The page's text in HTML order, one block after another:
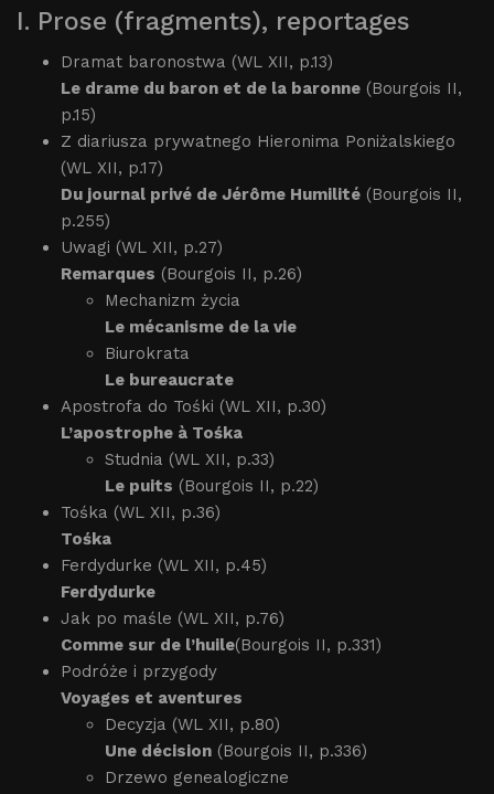
I. Prose (fragments), reportages
Dramat baronostwa (WL XII, p.13)
Le drame du baron et de la baronne (Bourgois II,
p.15)
Z diariusza prywatnego Hieronima Poniżalskiego
(WL XII, p.17)
Du journal privé de Jérôme Humilité (Bourgois II,
p.255)
Uwagi (WL XII, p.27)
Remarques (Bourgois II, p.26)
Mechanizm życia
Le mécanisme de la vie
Biurokrata
Le bureaucrate
Apostrofa do Tośki (WL XII, p.30)
L’apostrophe à Tośka
Studnia (WL XII, p.33)
Le puits (Bourgois II, p.22)
Tośka (WL XII, p.36)
Tośka
Ferdydurke (WL XII, p.45)
Ferdydurke
Jak po maśle (WL XII, p.76)
Comme sur de l’huile(Bourgois II, p.331)
Podróże i przygody
Voyages et aventures
Decyzja (WL XII, p.80)
Une décision (Bourgois II, p.336)
Drzewo genealogiczne